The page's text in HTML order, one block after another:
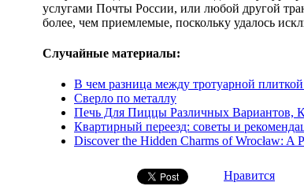
услугами Почты России, или любой другой
более, чем приемлемые, поскольку удалось
Случайные материалы:
В чем разница между тротуарной
Сверло по металлу
Печь Для Пиццы Различных Вариантов,
Квартирный переезд: советы и
Discover the Hidden Charms of Wrocław: A
Нравится